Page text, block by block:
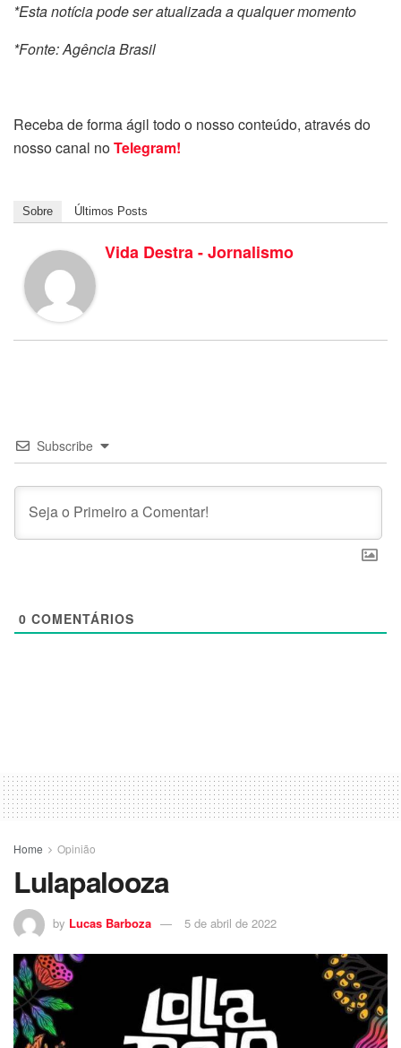
*Esta notícia pode ser atualizada a qualquer momento
*Fonte: Agência Brasil
Receba de forma ágil todo o nosso conteúdo, através do
nosso canal noTelegram!
Sobre Últimos Posts
Vida Destra - Jornalismo
Subscribe
0 COMENTÁRIOS
Home Opinião
Lulapalooza
by Lucas Barboza 5 de abril de 2022